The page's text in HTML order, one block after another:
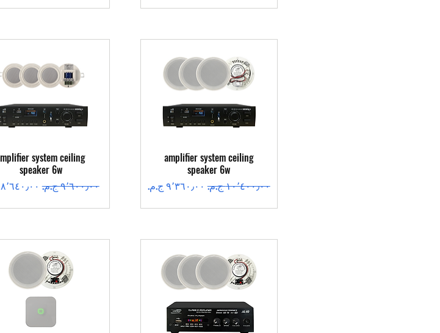
العرض السريع
amplifier system ceiling
speaker 6w
سعر عادي‏١٠٬٤٠٠٫٠٠ ج.م.‏ سعر البيع
العرض السريع
system ceiling
speaker 6w
سعر عادي‏٩٬٦٠٠٫٠٠ ج.م.‏ سعر البيع